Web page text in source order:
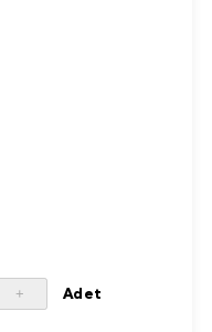
Adet